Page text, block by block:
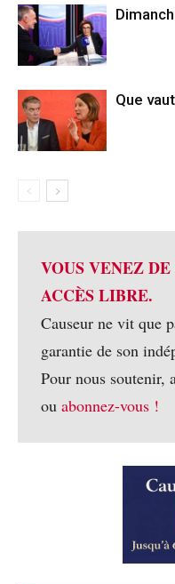
Que
VOUS VENEZ
ACCÈS LIBRE.
Causeur ne vit que
garantie de son
Pour nous soutenir,
ou abonnez-vous !